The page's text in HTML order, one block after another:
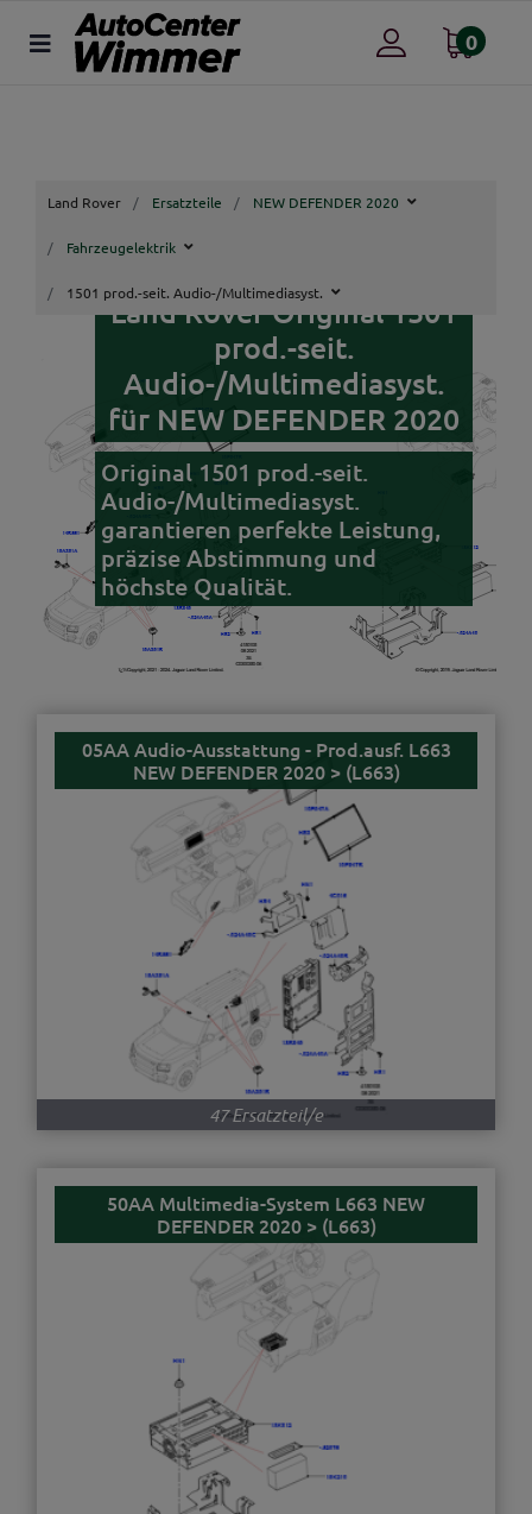
0
Land Rover Ersatzteile NEW DEFENDER 2020
Fahrzeugelektrik
1501 prod.-seit. Audio-/Multimediasyst.
Land Rover Original 1501
prod.-seit.
Audio-/Multimediasyst.
für NEW DEFENDER 2020
Original 1501 prod.-seit.
Audio-/Multimediasyst.
garantieren perfekte Leistung,
präzise Abstimmung und
höchste Qualität.
05AA Audio-Ausstattung - Prod.ausf. L663
NEW DEFENDER 2020 > (L663)
47 Ersatzteil/e
50AA Multimedia-System L663 NEW
DEFENDER 2020 > (L663)